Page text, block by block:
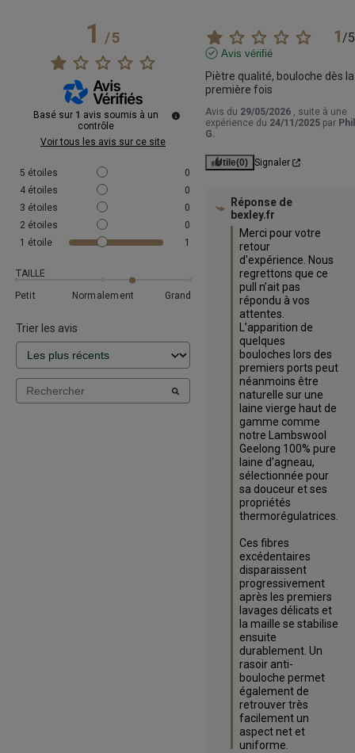
1/5
Basé sur 1 avis soumis à un
contrôle
Voir tous les avis sur ce site
5 étoiles
0
4 étoiles
0
3 étoiles
0
2 étoiles
0
1 étoile 1
TAILLE
Petit
Normalement Grand
Trier les avis
1/5
Avis vérifié
Piètre qualité, bouloche dès la
première fois
Avis du 29/05/2026 , suite à une
expérience du 24/11/2025 par
G.
Utile(0) Signaler
Réponse de
bexley.fr
Merci pour votre
retour
d'expérience. Nous
regrettons que ce
pull n’ait pas
répondu à vos
attentes.
L’apparition de
quelques
bouloches lors des
premiers ports peut
néanmoins être
naturelle sur une
laine vierge haut de
gamme comme
notre Lambswool
Geelong 100% pure
laine d’agneau,
sélectionnée pour
sa douceur et ses
propriétés
thermorégulatrices.
Ces fibres
excédentaires
disparaissent
progressivement
après les premiers
lavages délicats et
la maille se stabilise
ensuite
durablement. Un
rasoir anti-
bouloche permet
également de
retrouver très
facilement un
aspect net et
uniforme.